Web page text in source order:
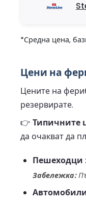
*Средна цена,
Цени на
Цените на
резервирате.
👉 Типичните
да очакват да
Пешеходци
Забележка: